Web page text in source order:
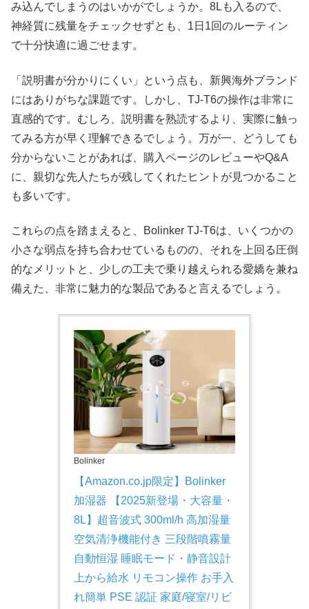
み込んでしまうのはいかがでしょうか。8Lも入るので、
神経質に残量をチェックせずとも、1日1回のルーティン
で十分快適に過ごせます。​
「説明書が分かりにくい」という点も、新興海外ブランド
にはありがちな課題です。しかし、TJ-T6の操作は非常に
直感的です。むしろ、説明書を熟読するより、実際に触っ
てみる方が早く理解できるでしょう。万が一、どうしても
分からないことがあれば、購入ページのレビューやQ&A
に、親切な先人たちが残してくれたヒントが見つかること
も多いです。​
これらの点を踏まえると、Bolinker TJ-T6は、いくつかの
小さな弱点を持ち合わせているものの、それを上回る圧倒
的なメリットと、少しの工夫で乗り越えられる愛嬌を兼ね
備えた、非常に魅力的な製品であると言えるでしょう。
Bolinker
【Amazon.co.jp限定】Bolinker
加湿器 【2025新登場・大容量・
8L】超音波式 300ml/h 高加湿量
空気清浄機能付き 三段階噴霧量
自動恒湿 睡眠モード・静音設計
上から給水 リモコン操作 お手入
れ簡単 PSE 認証 家庭/寝室/リビ